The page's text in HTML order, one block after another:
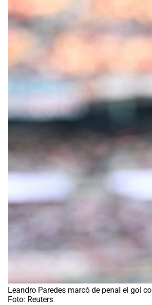
Leandro Paredes marcó de penal el gol
Foto: Reuters